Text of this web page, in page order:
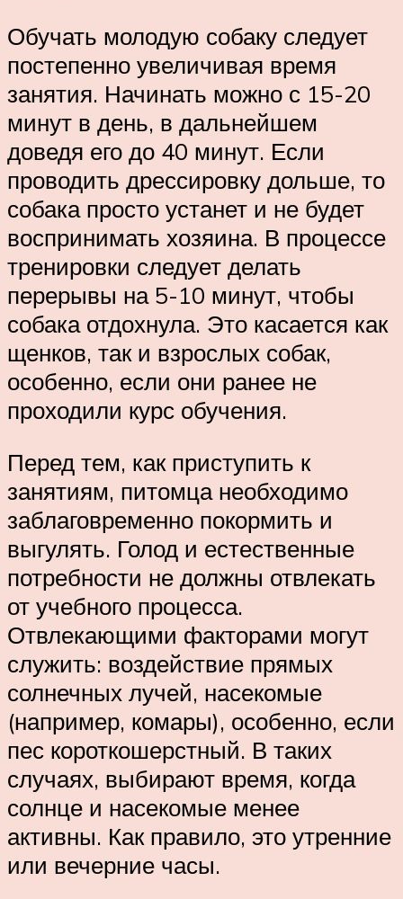
Обучать молодую собаку следует
постепенно увеличивая время
занятия. Начинать можно с 15-20
минут в день, в дальнейшем
доведя его до 40 минут. Если
проводить дрессировку дольше, то
собака просто устанет и не будет
воспринимать хозяина. В процессе
тренировки следует делать
перерывы на 5-10 минут, чтобы
собака отдохнула. Это касается как
щенков, так и взрослых собак,
особенно, если они ранее не
проходили курс обучения.
Перед тем, как приступить к
занятиям, питомца необходимо
заблаговременно покормить и
выгулять. Голод и естественные
потребности не должны отвлекать
от учебного процесса.
Отвлекающими факторами могут
служить: воздействие прямых
солнечных лучей, насекомые
(например, комары), особенно, если
пес короткошерстный. В таких
случаях, выбирают время, когда
солнце и насекомые менее
активны. Как правило, это утренние
или вечерние часы.